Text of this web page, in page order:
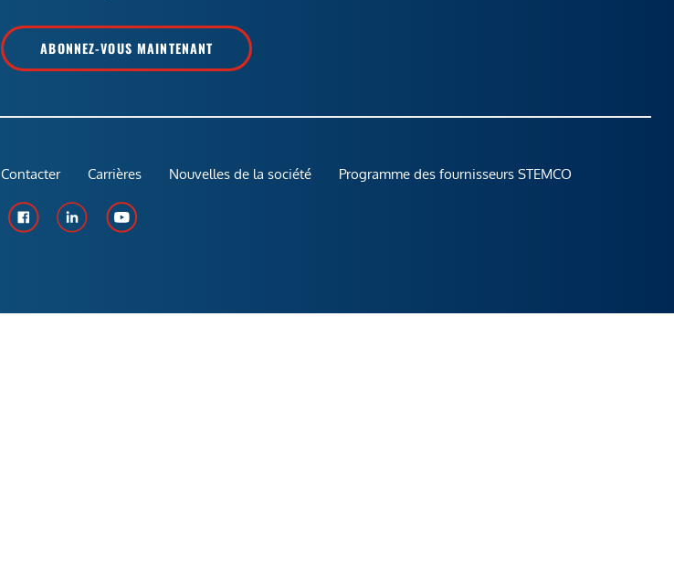
ABONNEZ-VOUS MAINTENANT
Contacter Carrières Nouvelles de la société Programme des fournisseurs STEMCO